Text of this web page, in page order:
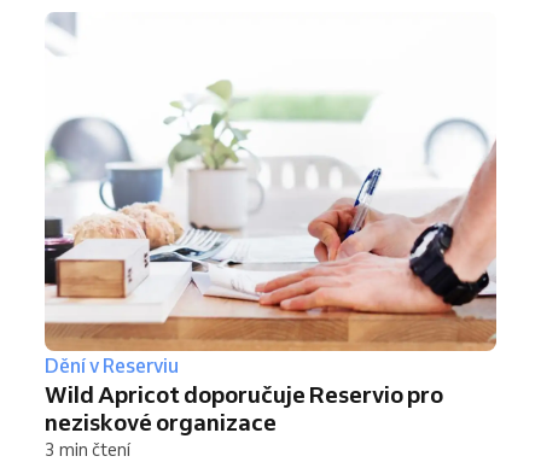
Dění v Reserviu
Wild Apricot doporučuje Reservio pro
neziskové organizace
3 min čtení